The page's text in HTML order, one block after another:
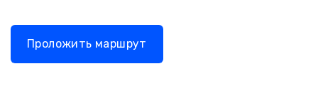
Проложить маршрут